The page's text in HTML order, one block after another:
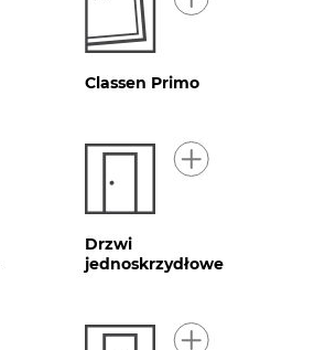
Classen Primo
Drzwi
jednoskrzydłowe